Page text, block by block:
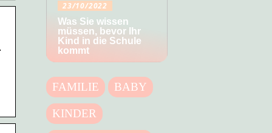
23/10/2022
Was Sie wissen
müssen, bevor Ihr
Kind in die Schule
kommt
FAMILIE BABY
KINDER